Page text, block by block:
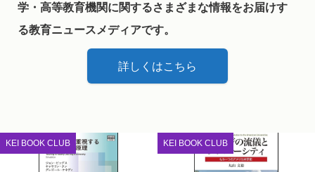
学・高等教育機関に関するさまざまな情報をお届けす
る教育ニュースメディアです。
詳しくはこちら
KEI BOOK CLUB KEI BOOK CLUB